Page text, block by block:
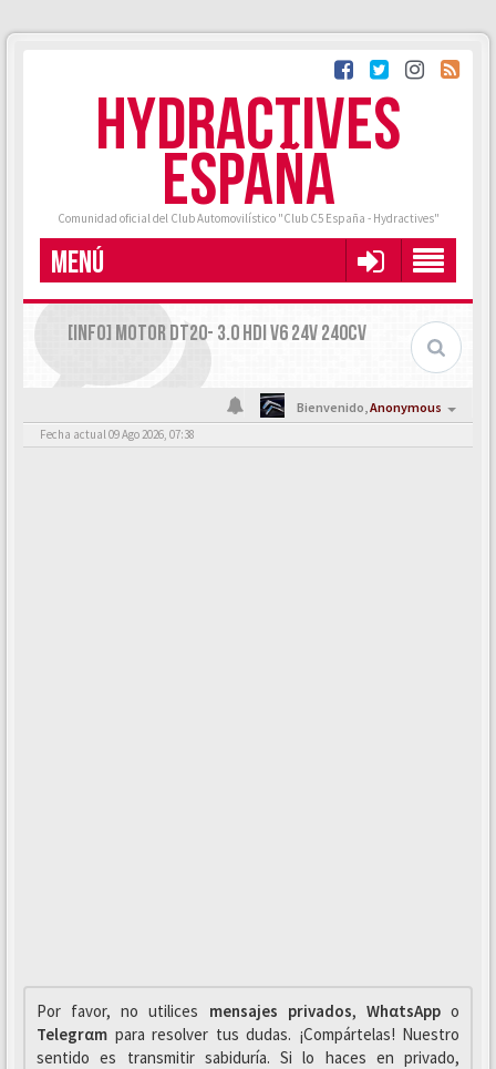
HYDRACTIVES
ESPAÑA
Comunidad oficial del Club Automovilístico "Club C5 España - Hydractives"
MENÚ
[INFO] MOTOR DT20- 3.0 HDI V6 24V 240CV
Bienvenido,Anonymous
Fecha actual 09 Ago 2026, 07:38
Por favor, no utilices mensajes privados, WhαtsAppo
Telegrαm para resolver tus dudas. ¡Compártelas! Nuestro
sentido es transmitir sabiduría. Si lo haces en privado,